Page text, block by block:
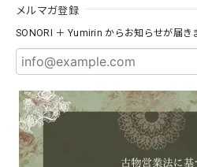
メルマガ登録
SONORI ＋ Yumirin からお知らせが届き